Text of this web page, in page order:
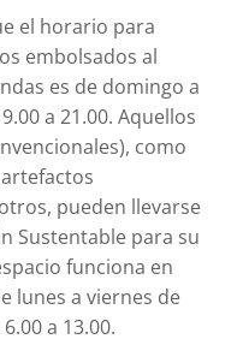
el horario para
embolsados al
es de domingo a
a 21.00. Aquellos
como
pueden llevarse
Sustentable para su
funciona en
lunes a viernes de
a 13.00.